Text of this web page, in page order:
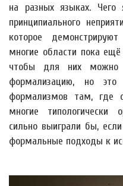
на разных языках.
принципиального
которое
многие области пока
чтобы для них можно
формализацию, но
формализмов там, где
многие типологически
сильно выиграли бы,
формальные подходы к